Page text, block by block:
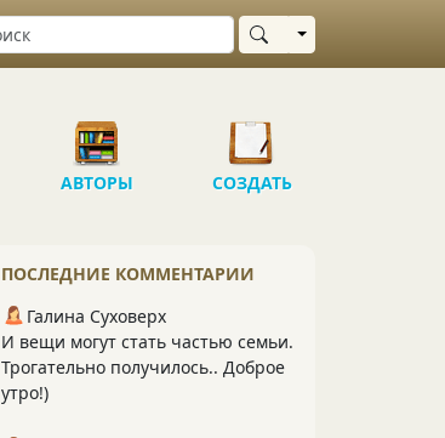
Выбрать область
АВТОРЫ СОЗДАТЬ
ПОСЛЕДНИЕ КОММЕНТАРИИ
Галина Суховерх
И вещи могут стать частью семьи.
Трогательно получилось.. Доброе
утро!)